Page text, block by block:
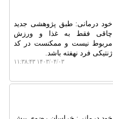
خود درمانی: طبق پژوهشی جدید
چاقی فقط به غذا و ورزش
مربوط نیست و ممکنست در کد
ژنتیکی فرد نهفته باشد.
۱۴۰۳/۰۴/۰۳ ۱۱:۳۸:۴۳